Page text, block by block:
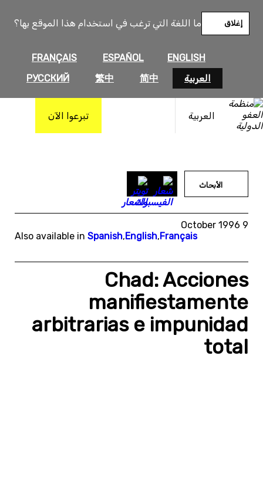
ما اللغة التي ترغب في استخدام هذا الموقع بها؟
ENGLISH
ESPAÑOL
FRANÇAIS
العربية
简中
繁中
РУССКИЙ
إغلاق
العربية تبرعوا الآن
المحتوى
الأبحاث
9 October 1996
Also available in Spanish,English,Français
Chad: Acciones
manifiestamente
arbitrarias e impunidad
total